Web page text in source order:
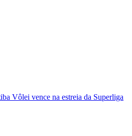
Vôlei vence na estreia da Superliga